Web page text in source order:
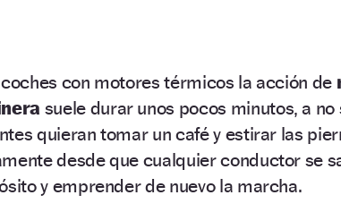
coches con motores térmicos la acción de
suele durar unos pocos minutos, a
quieran tomar un café y estirar las
desde que cualquier conductor se
y emprender de nuevo la marcha.